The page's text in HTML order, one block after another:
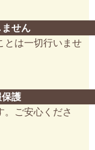
ません
とは一切行いませ
保護
。ご安心くださ